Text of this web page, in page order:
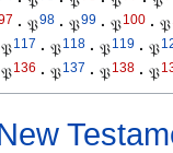
· 𝔓98 · 𝔓99 · 𝔓100 · 𝔓
𝔓117 · 𝔓118 · 𝔓119 · 𝔓
𝔓136 · 𝔓137 · 𝔓138 · 𝔓